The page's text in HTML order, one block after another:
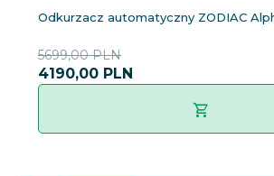
Odkurzacz automatyczny ZODIAC
4190,00 PLN
5699,00 PLN